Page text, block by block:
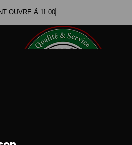
OUVRE Ã 11:00